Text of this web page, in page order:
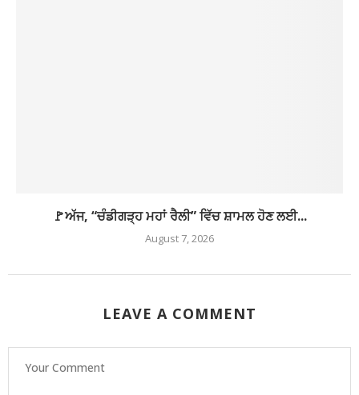
🚩ਅੱਜ, “ਚੰਡੀਗੜ੍ਹ ਮਹਾਂ ਰੈਲੀ” ਵਿੱਚ ਸ਼ਾਮਲ ਹੋਣ ਲਈ...
August 7, 2026
LEAVE A COMMENT